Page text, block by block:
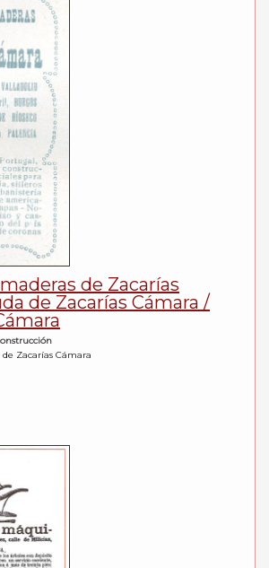
de Zacarías
de Zacarías Cámara /
Zacarías Cámara